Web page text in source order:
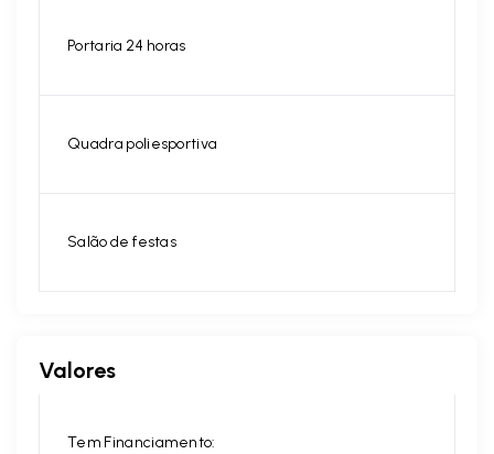
Portaria 24 horas
Quadra poliesportiva
Salão de festas
Valores
Tem Financiamento: